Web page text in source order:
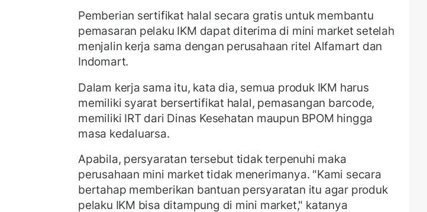
Pemberian sertifikat halal secara gratis untuk membantu
pemasaran pelaku IKM dapat diterima di mini market setelah
menjalin kerja sama dengan perusahaan ritel Alfamart dan
Indomart.
Dalam kerja sama itu, kata dia, semua produk IKM harus
memiliki syarat bersertifikat halal, pemasangan barcode,
memiliki IRT dari Dinas Kesehatan maupun BPOM hingga
masa kedaluarsa.
Apabila, persyaratan tersebut tidak terpenuhi maka
perusahaan mini market tidak menerimanya. "Kami secara
bertahap memberikan bantuan persyaratan itu agar produk
pelaku IKM bisa ditampung di mini market," katanya